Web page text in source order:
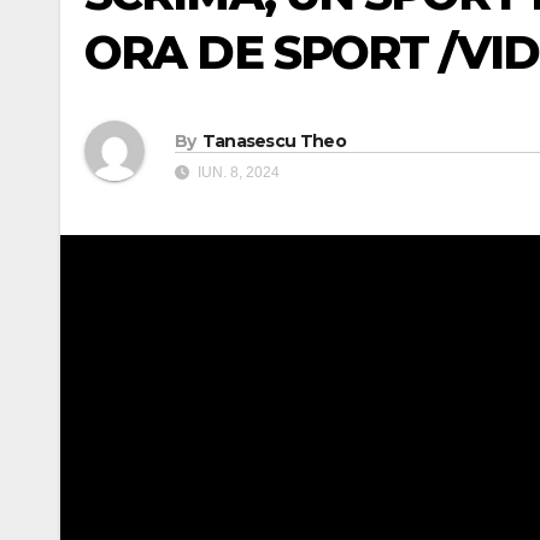
ORA DE SPORT /
By Tanasescu Theo
IUN. 8, 2024